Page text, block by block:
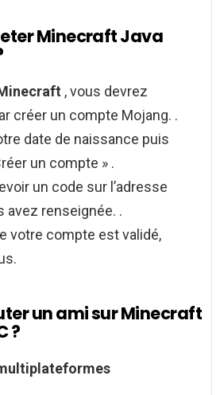
Minecraft Java
, vous devrez
créer un compte Mojang. .
date de naissance puis
un compte » .
un code sur l’adresse
avez renseignée. .
votre compte est validé,
un ami sur Minecraft
?